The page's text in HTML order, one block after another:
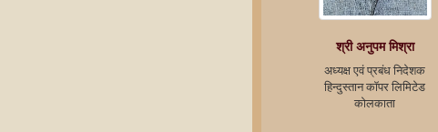
श्री अनुपम मिश्रा
अध्‍यक्ष एवं प्रबंध निदेशक
हिन्‍दुस्‍तान कॉपर लिमिटेड
कोलकाता